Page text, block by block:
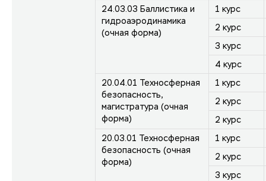
24.03.03 Баллистика и
гидроаэродинамика
(очная форма)
1 курс
2 курс
3 курс
4 курс
20.04.01 Техносферная
безопасность,
магистратура (очная
форма)
1 курс
2 курс
2 курс
20.03.01 Техносферная
безопасность (очная
форма)
1 курс
2 курс
3 курс